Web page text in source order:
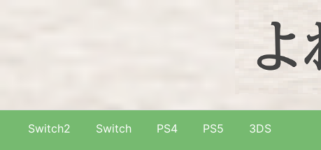
Switch2 Switch PS4 PS5 3DS